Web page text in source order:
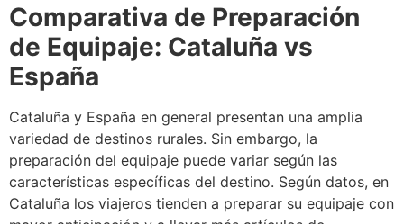
Comparativa de Preparación
de Equipaje: Cataluña vs
España
Cataluña y España en general presentan una amplia
variedad de destinos rurales. Sin embargo, la
preparación del equipaje puede variar según las
características específicas del destino. Según datos, en
Cataluña los viajeros tienden a preparar su equipaje con